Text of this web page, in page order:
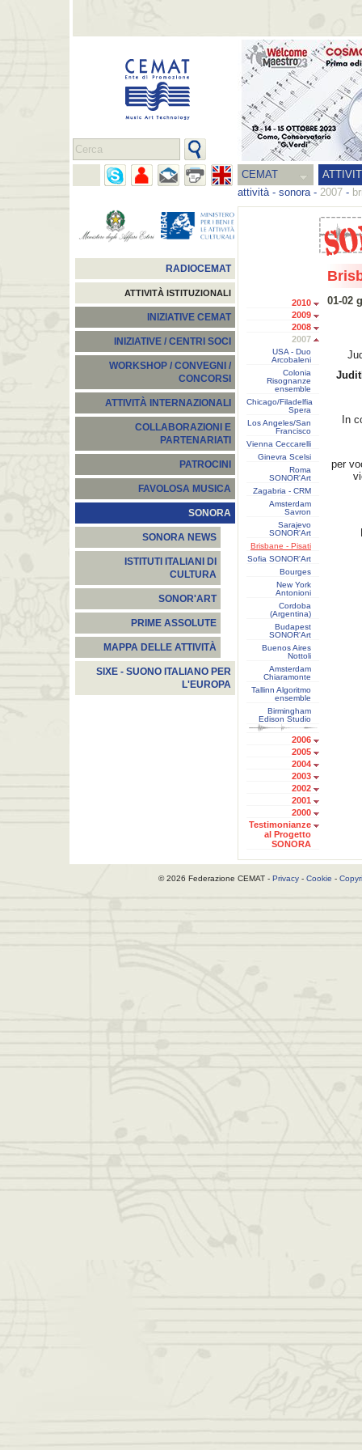
CEMAT
attività- sonora- 2007 -
RADIOCEMAT
ATTIVITÀ ISTITUZIONALI
INIZIATIVE CEMAT
INIZIATIVE / CENTRI SOCI
WORKSHOP / CONVEGNI /
CONCORSI
ATTIVITÀ INTERNAZIONALI
COLLABORAZIONI E
PARTENARIATI
PATROCINI
FAVOLOSA MUSICA
SONORA
SONORA NEWS
ISTITUTI ITALIANI DI
CULTURA
SONOR'ART
PRIME ASSOLUTE
MAPPA DELLE ATTIVITÀ
SIXE - SUONO ITALIANO PER
L'EUROPA
2010
2009
2008
2007
USA - Duo
Arcobaleni
Colonia
Risognanze
ensemble
Chicago/Filadelfia
Spera
Los Angeles/San
Francisco
Vienna Ceccarelli
Ginevra Scelsi
Roma
SONOR'Art
Zagabria - CRM
Amsterdam
Savron
Sarajevo
SONOR'Art
Brisbane - Pisati
Sofia SONOR'Art
Bourges
New York
Antonioni
Cordoba
(Argentina)
Budapest
SONOR'Art
Buenos Aires
Nottoli
Amsterdam
Chiaramonte
Tallinn Algoritmo
ensemble
Birmingham
Edison Studio
2006
2005
2004
2003
2002
2001
2000
Testimonianze
al Progetto
SONORA
01-02
In
per
© 2026 Federazione CEMAT - Privacy- Cookie -